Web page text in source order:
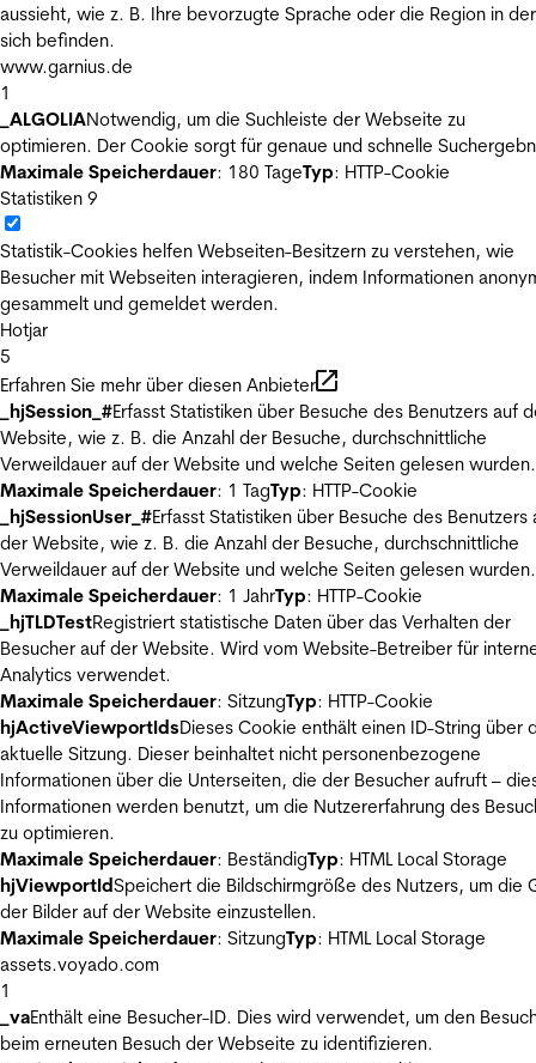
aussieht, wie z. B. Ihre bevorzugte Sprache oder die Region in
sich befinden.
www.garnius.de
1
_ALGOLIANotwendig, um die Suchleiste der Webseite zu
optimieren. Der Cookie sorgt für genaue und schnelle
Maximale Speicherdauer: 180 TageTyp: HTTP-Cookie
Statistiken 9
Statistik-Cookies helfen Webseiten-Besitzern zu verstehen, wie
Besucher mit Webseiten interagieren, indem Informationen
gesammelt und gemeldet werden.
Hotjar
5
Erfahren Sie mehr über diesen Anbieter
_hjSession_#Erfasst Statistiken über Besuche des Benutzers auf
Website, wie z. B. die Anzahl der Besuche, durchschnittliche
Verweildauer auf der Website und welche Seiten gelesen wurden.
Maximale Speicherdauer: 1 TagTyp: HTTP-Cookie
_hjSessionUser_#Erfasst Statistiken über Besuche des Benutzers
der Website, wie z. B. die Anzahl der Besuche, durchschnittliche
Verweildauer auf der Website und welche Seiten gelesen wurden.
Maximale Speicherdauer: 1 JahrTyp: HTTP-Cookie
_hjTLDTestRegistriert statistische Daten über das Verhalten der
Besucher auf der Website. Wird vom Website-Betreiber für
Analytics verwendet.
Maximale Speicherdauer: SitzungTyp: HTTP-Cookie
hjActiveViewportIdsDieses Cookie enthält einen ID-String über
aktuelle Sitzung. Dieser beinhaltet nicht personenbezogene
Informationen über die Unterseiten, die der Besucher aufruft –
Informationen werden benutzt, um die Nutzererfahrung des
zu optimieren.
Maximale Speicherdauer: BeständigTyp: HTML Local Storage
hjViewportIdSpeichert die Bildschirmgröße des Nutzers, um die
der Bilder auf der Website einzustellen.
Maximale Speicherdauer: SitzungTyp: HTML Local Storage
assets.voyado.com
1
_vaEnthält eine Besucher-ID. Dies wird verwendet, um den
beim erneuten Besuch der Webseite zu identifizieren.